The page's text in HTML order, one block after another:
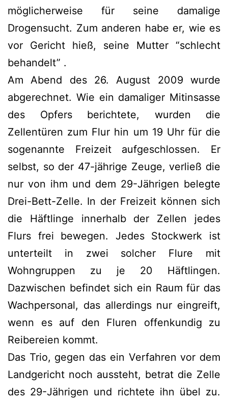
möglicherweise für seine damalige
Drogensucht. Zum anderen habe er, wie es
vor Gericht hieß, seine Mutter “schlecht
behandelt” .
Am Abend des 26. August 2009 wurde
abgerechnet. Wie ein damaliger Mitinsasse
des Opfers berichtete, wurden die
Zellentüren zum Flur hin um 19 Uhr für die
sogenannte Freizeit aufgeschlossen. Er
selbst, so der 47-jährige Zeuge, verließ die
nur von ihm und dem 29-Jährigen belegte
Drei-Bett-Zelle. In der Freizeit können sich
die Häftlinge innerhalb der Zellen jedes
Flurs frei bewegen. Jedes Stockwerk ist
unterteilt in zwei solcher Flure mit
Wohngruppen zu je 20 Häftlingen.
Dazwischen befindet sich ein Raum für das
Wachpersonal, das allerdings nur eingreift,
wenn es auf den Fluren offenkundig zu
Reibereien kommt.
Das Trio, gegen das ein Verfahren vor dem
Landgericht noch aussteht, betrat die Zelle
des 29-Jährigen und richtete ihn übel zu.